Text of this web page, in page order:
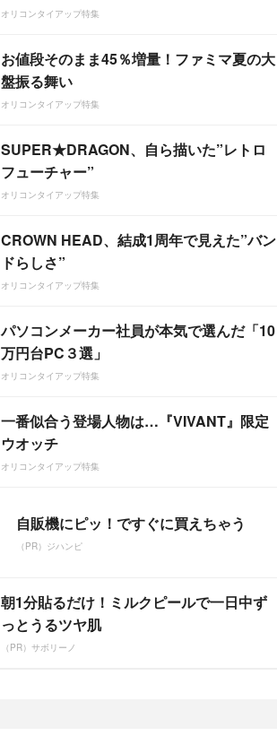
オリコンタイアップ特集
お値段そのまま45％増量！ファミマ夏の大
盤振る舞い
オリコンタイアップ特集
SUPER★DRAGON、自ら描いた”レトロ
フューチャー”
オリコンタイアップ特集
CROWN HEAD、結成1周年で見えた”バン
ドらしさ”
オリコンタイアップ特集
パソコンメーカー社員が本気で選んだ「10
万円台PC３選」
オリコンタイアップ特集
一番似合う登場人物は…『VIVANT』限定
ウオッチ
オリコンタイアップ特集
自販機にピッ！ですぐに買えちゃう
（PR）ジハンピ
朝1分貼るだけ！ミルクピールで一日中ず
っとうるツヤ肌
（PR）サボリーノ